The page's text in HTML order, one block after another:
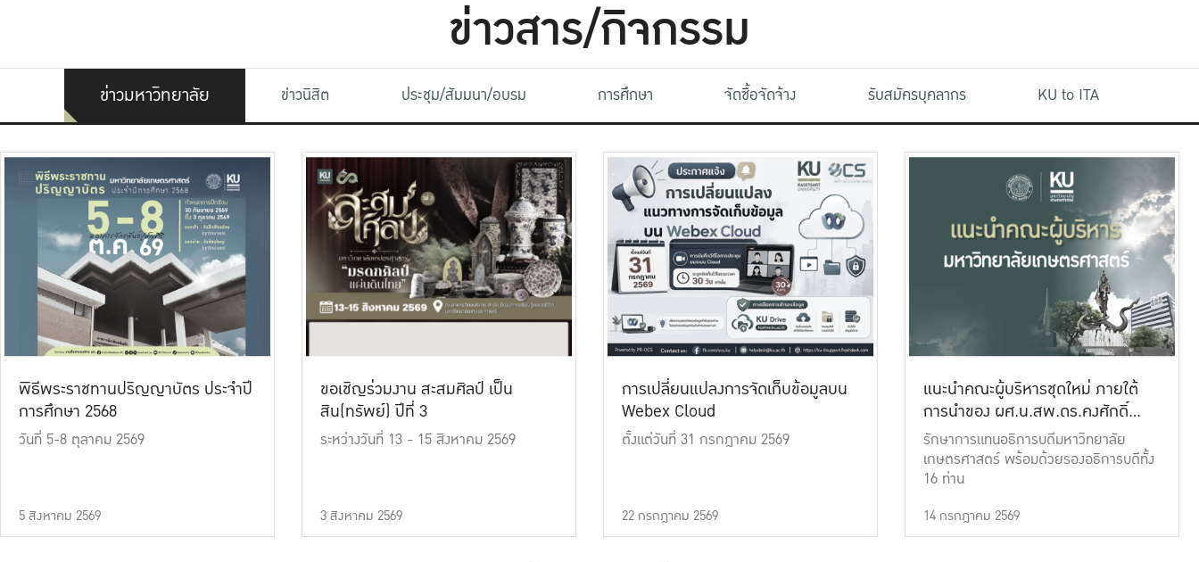
ข่าวสาร/กิจกรรม
ข่าวมหาวิทยาลัย ข่าวนิสิต ประชุม/สัมมนา/อบรม การศึกษา จัดซื้อจัดจ้าง รับสมัครบุคลากร KU to ITA
พิธีพระราชทานปริญญาบัตร ประจำปี
การศึกษา 2568
วันที่ 5-8 ตุลาคม 2569
5 สิงหาคม 2569
ขอเชิญร่วมงาน สะสมศิลป์ เป็น
สิน(ทรัพย์) ปีที่ 3
ระหว่างวันที่ 13 - 15 สิงหาคม 2569
3 สิงหาคม 2569
การเปลี่ยนแปลงการจัดเก็บข้อมูลบน
Webex Cloud
ตั้งแต่วันที่ 31 กรกฎาคม 2569
22 กรกฎาคม 2569
แนะนำคณะผู้บริหารชุดใหม่ ภายใต้
การนำของ ผศ.น.สพ.ดร.คงศักดิ์
เที่ยงธรรม
รักษาการแทนอธิการบดีมหาวิทยาลัย
เกษตรศาสตร์ พร้อมด้วยรองอธิการบดีทั้ง
16 ท่าน
14 กรกฎาคม 2569